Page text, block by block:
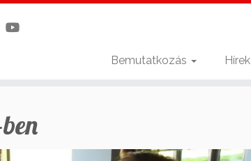
Bemutatkozás Hírek